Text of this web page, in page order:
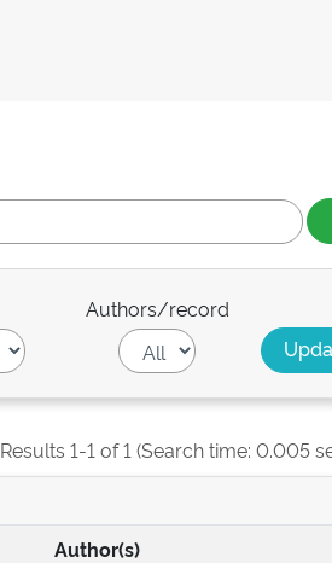
Authors/record
Results 1-1 of 1 (Search time: 0.005
Author(s)